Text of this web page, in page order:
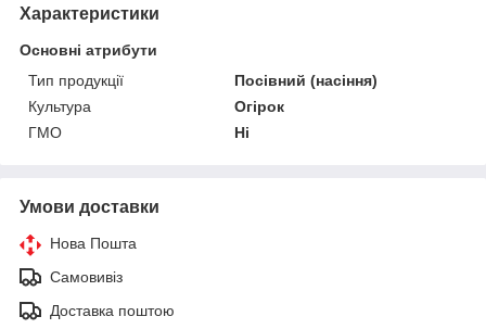
Характеристики
Основні атрибути
Тип продукції
Посівний (насіння)
Культура
Огірок
ГМО
Ні
Умови доставки
Нова Пошта
Самовивіз
Доставка поштою